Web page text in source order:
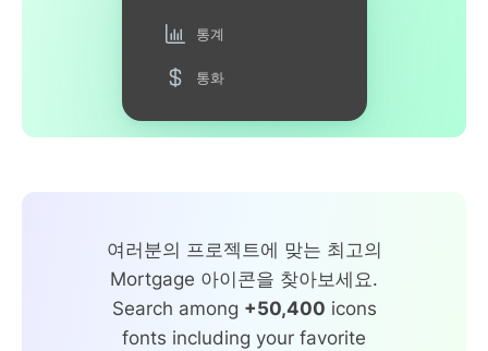
통계
통화
여러분의 프로젝트에 맞는 최고의
Mortgage 아이콘을 찾아보세요.
Search among +50,400 icons
fonts including your favorite